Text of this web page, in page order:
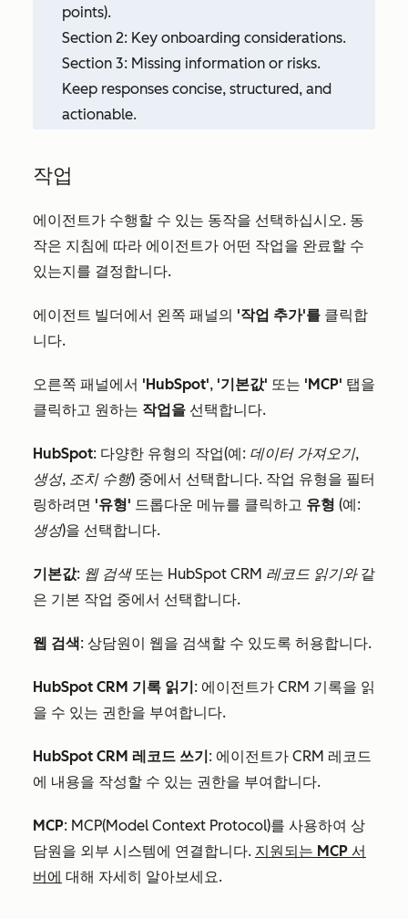
points).
Section 2: Key onboarding considerations.
Section 3: Missing information or risks.
Keep responses concise, structured, and
actionable.
작업
에이전트가 수행할 수 있는 동작을 선택하십시오. 동
작은 지침에 따라 에이전트가 어떤 작업을 완료할 수
있는지를 결정합니다.
에이전트 빌더에서 왼쪽 패널의 '작업 추가'를 클릭합
니다.
오른쪽 패널에서 'HubSpot', '기본값' 또는 'MCP' 탭을
클릭하고 원하는 작업을 선택합니다.
HubSpot: 다양한 유형의 작업(예: 데이터 가져오기,
생성, 조치 수행) 중에서 선택합니다. 작업 유형을 필터
링하려면 '유형' 드롭다운 메뉴를 클릭하고 유형 (예:
생성)을 선택합니다.
기본값: 웹 검색또는 HubSpot CRM 레코드 읽기와같
은 기본 작업 중에서 선택합니다.
웹 검색: 상담원이 웹을 검색할 수 있도록 허용합니다.
HubSpot CRM 기록 읽기: 에이전트가 CRM 기록을 읽
을 수 있는 권한을 부여합니다.
HubSpot CRM 레코드 쓰기: 에이전트가 CRM 레코드
에 내용을 작성할 수 있는 권한을 부여합니다.
MCP: MCP(Model Context Protocol)를 사용하여 상
담원을 외부 시스템에 연결합니다. 지원되는 MCP 서
버에 대해 자세히 알아보세요.